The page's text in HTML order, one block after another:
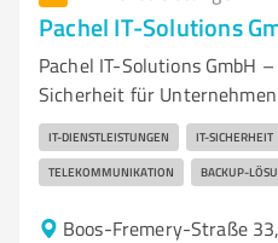
Pachel IT-Solutions
Pachel IT-Solutions GmbH
Sicherheit für Unternehmen
IT-DIENSTLEISTUNGEN IT-SICHERHEIT
TELEKOMMUNIKATION BACKUP-
Boos-Fremery-Straße